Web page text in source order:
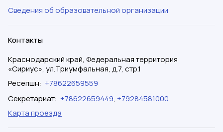
Сведения об образовательной организации
Контакты
Краснодарский край, Федеральная территория
«Сириус», ул.Триумфальная, д.7, стр.1
Ресепшн: +78622659559
Секретариат: +78622659449, +79284581000
Карта проезда